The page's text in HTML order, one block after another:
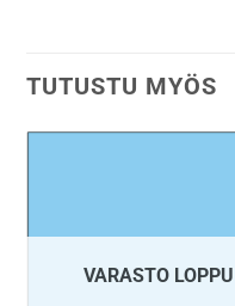
TUTUSTU MYÖS
VARASTO LOPPU